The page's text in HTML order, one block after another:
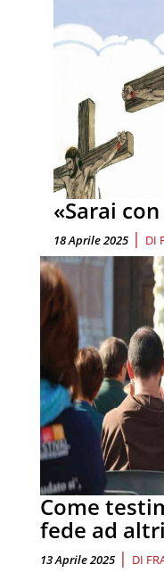
«Sarai
18 Aprile 2025 | DI
Come
fede ad
13 Aprile 2025 | DI